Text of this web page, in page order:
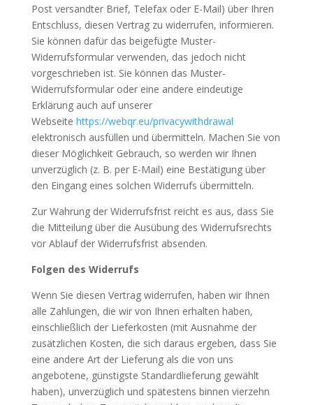
Post versandter Brief, Telefax oder E-Mail) über Ihren
Entschluss, diesen Vertrag zu widerrufen, informieren.
Sie können dafür das beigefügte Muster-
Widerrufsformular verwenden, das jedoch nicht
vorgeschrieben ist. Sie können das Muster-
Widerrufsformular oder eine andere eindeutige
Erklärung auch auf unserer
Webseite https://webqr.eu/privacywithdrawal
elektronisch ausfüllen und übermitteln. Machen Sie von
dieser Möglichkeit Gebrauch, so werden wir Ihnen
unverzüglich (z. B. per E-Mail) eine Bestätigung über
den Eingang eines solchen Widerrufs übermitteln.
Zur Wahrung der Widerrufsfrist reicht es aus, dass Sie
die Mitteilung über die Ausübung des Widerrufsrechts
vor Ablauf der Widerrufsfrist absenden.
Folgen des Widerrufs
Wenn Sie diesen Vertrag widerrufen, haben wir Ihnen
alle Zahlungen, die wir von Ihnen erhalten haben,
einschließlich der Lieferkosten (mit Ausnahme der
zusätzlichen Kosten, die sich daraus ergeben, dass Sie
eine andere Art der Lieferung als die von uns
angebotene, günstigste Standardlieferung gewählt
haben), unverzüglich und spätestens binnen vierzehn